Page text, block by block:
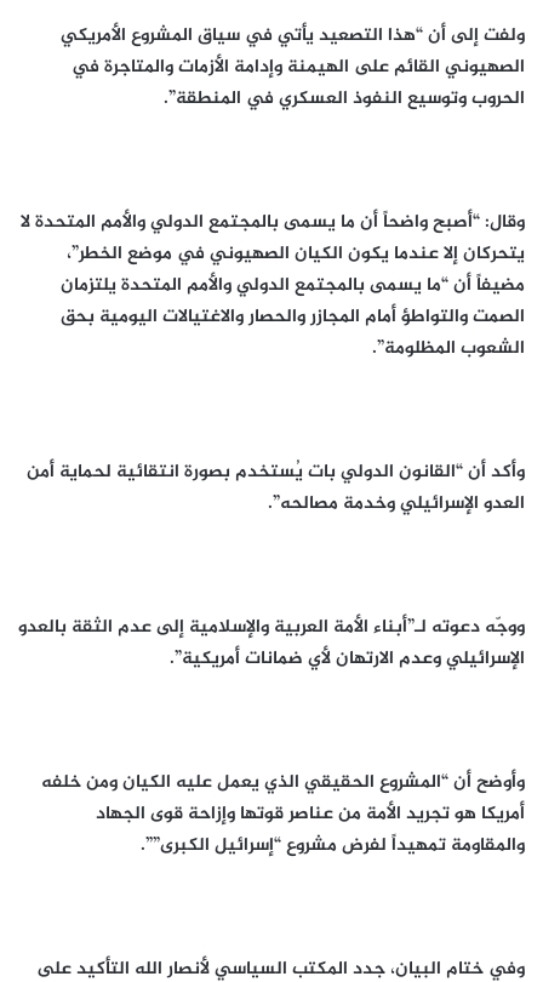
ولفت إلى أن “هذا التصعيد يأتي في سياق المشروع الأمريكي
الصهيوني القائم على الهيمنة وإدامة الأزمات والمتاجرة في
الحروب وتوسيع النفوذ العسكري في المنطقة”.
وقال: “أصبح واضحاً أن ما يسمى بالمجتمع الدولي والأمم المتحدة لا
يتحركان إلا عندما يكون الكيان الصهيوني في موضع الخطر”،
مضيفاً أن “ما يسمى بالمجتمع الدولي والأمم المتحدة يلتزمان
الصمت والتواطؤ أمام المجازر والحصار والاغتيالات اليومية بحق
الشعوب المظلومة”.
وأكد أن “القانون الدولي بات يُستخدم بصورة انتقائية لحماية أمن
العدو الإسرائيلي وخدمة مصالحه”.
ووجّه دعوته لـ”أبناء الأمة العربية والإسلامية إلى عدم الثقة بالعدو
الإسرائيلي وعدم الارتهان لأي ضمانات أمريكية”.
وأوضح أن “المشروع الحقيقي الذي يعمل عليه الكيان ومن خلفه
أمريكا هو تجريد الأمة من عناصر قوتها وإزاحة قوى الجهاد
والمقاومة تمهيداً لفرض مشروع “إسرائيل الكبرى””.
وفي ختام البيان، جدد المكتب السياسي لأنصار الله التأكيد على